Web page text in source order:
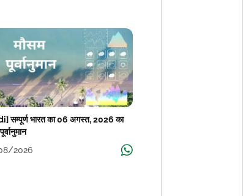
सम्पूर्ण भारत का 06 अगस्त, 2026 का
2026